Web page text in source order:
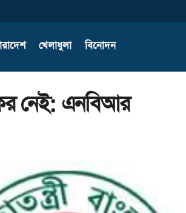
খেলাধুলা বিনোদন
কর নেই: এনবিআর